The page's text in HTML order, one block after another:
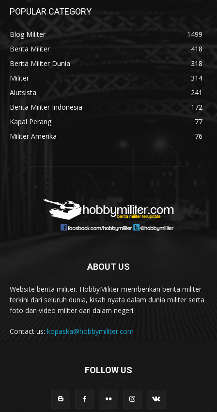
POPULAR CATEGORY
Blog Militer
1499
Berita Militer
418
Berita Militer Dunia
318
Militer
314
Alutsista
241
Berita Militer Indonesia
172
Kapal Perang
77
Militer Amerika
76
ABOUT US
Website berita militer. HobbyMiliter memberikan berita militer
terkini dari seluruh dunia, kisah nyata dalam dunia militer serta
foto dan video militer dari dalam negeri.
Contact us: kopaska@hobbymiliter.com
FOLLOW US